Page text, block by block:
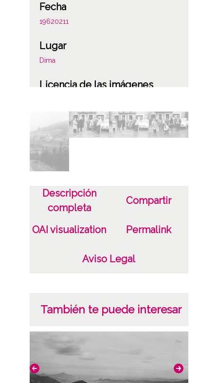
Fecha
19620211
Lugar
Dima
Licencia de las imágenes
Descripción
completa
Compartir
OAI visualization Permalink
Aviso Legal
También te puede interesar